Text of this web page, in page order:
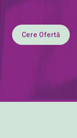
Cere Ofertă